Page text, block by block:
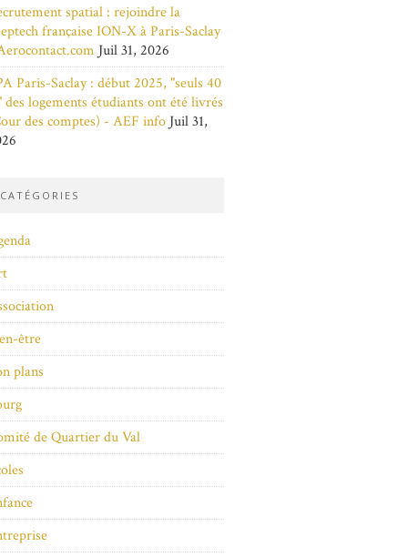
spatial : rejoindre la
française ION-X à Paris-Saclay
Juil 31, 2026
Paris-Saclay : début 2025, "seuls 40
des logements étudiants ont été livrés
des comptes) - AEF info Juil 31,
CATÉGORIES
être
plans
de Quartier du Val